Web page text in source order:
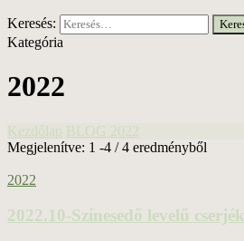
Keresés:
Kategória
2022
Kezdőlap BLOG
2022
Megjelenítve: 1 -4 / 4 eredményből
2022
2022.10-Színesedő levelű cserjék